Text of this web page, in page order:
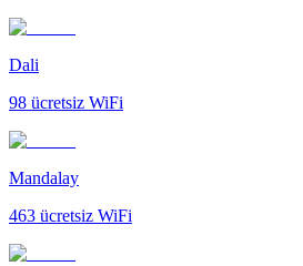
Dali
98 ücretsiz WiFi
Mandalay
463 ücretsiz WiFi